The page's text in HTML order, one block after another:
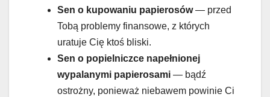
Sen o kupowaniu papierosów— przed
Tobą problemy finansowe, z których
uratuje Cię ktoś bliski.
Sen o popielniczce napełnionej
wypalanymi papierosami — bądź
ostrożny, ponieważ niebawem powinie Ci